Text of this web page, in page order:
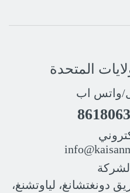
المتحدة
واتس اب
دونغتشانغ، لياوتشنغ،